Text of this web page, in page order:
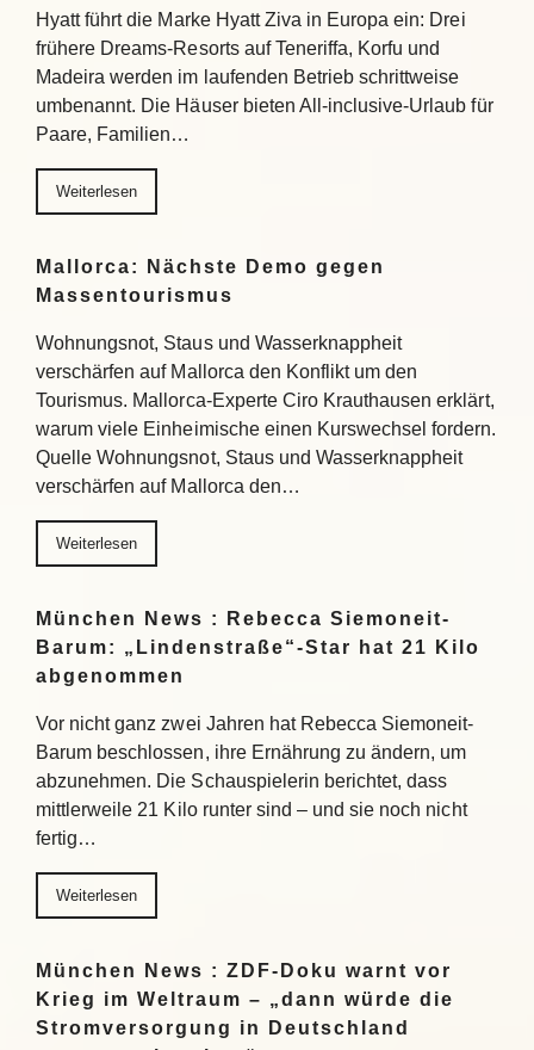
Hyatt führt die Marke Hyatt Ziva in Europa ein: Drei
frühere Dreams-Resorts auf Teneriffa, Korfu und
Madeira werden im laufenden Betrieb schrittweise
umbenannt. Die Häuser bieten All-inclusive-Urlaub für
Paare, Familien…
Weiterlesen
Mallorca: Nächste Demo gegen
Massentourismus
Wohnungsnot, Staus und Wasserknappheit
verschärfen auf Mallorca den Konflikt um den
Tourismus. Mallorca-Experte Ciro Krauthausen erklärt,
warum viele Einheimische einen Kurswechsel fordern.
Quelle Wohnungsnot, Staus und Wasserknappheit
verschärfen auf Mallorca den…
Weiterlesen
München News : Rebecca Siemoneit-
Barum: „Lindenstraße“-Star hat 21 Kilo
abgenommen
Vor nicht ganz zwei Jahren hat Rebecca Siemoneit-
Barum beschlossen, ihre Ernährung zu ändern, um
abzunehmen. Die Schauspielerin berichtet, dass
mittlerweile 21 Kilo runter sind – und sie noch nicht
fertig…
Weiterlesen
München News : ZDF-Doku warnt vor
Krieg im Weltraum – „dann würde die
Stromversorgung in Deutschland